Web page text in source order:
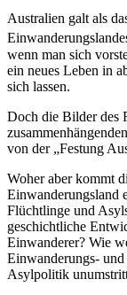
Australien galt als
wenn man sich
ein neues Leben in
sich lassen.
Doch die Bilder des
von der „Festung
Woher aber kommt
Einwanderungsland
Flüchtlinge und
geschichtliche
Einwanderer? Wie
Einwanderungs-
Asylpolitik